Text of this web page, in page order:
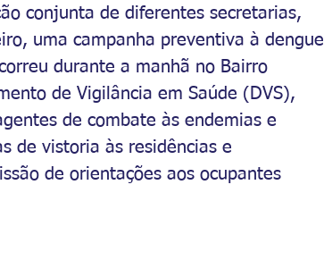
conjunta de diferentes secretarias,
uma campanha preventiva à dengue
durante a manhã no Bairro
de Vigilância em Saúde (DVS),
de combate às endemias e
de vistoria às residências e
de orientações aos ocupantes